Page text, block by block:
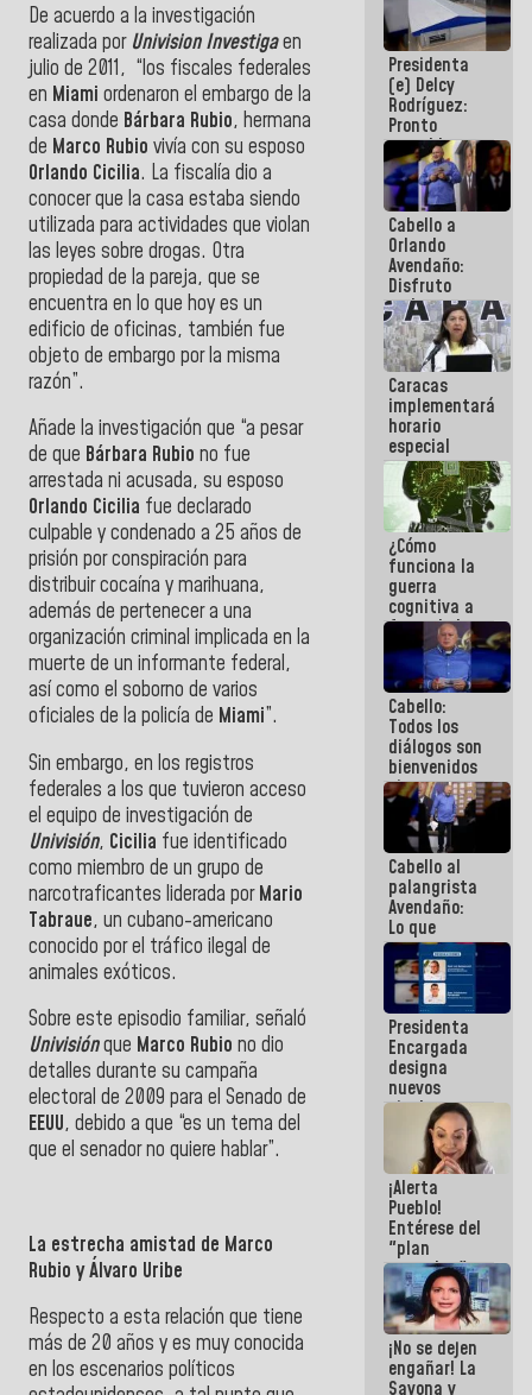
De acuerdo a la investigación
realizada por Univision Investigaen
julio de 2011, “los fiscales federales
en Miami ordenaron el embargo de la
casa donde Bárbara Rubio, hermana
de Marco Rubio vivía con su esposo
Orlando Cicilia. La fiscalía dio a
conocer que la casa estaba siendo
utilizada para actividades que violan
las leyes sobre drogas. Otra
propiedad de la pareja, que se
encuentra en lo que hoy es un
edificio de oficinas, también fue
objeto de embargo por la misma
razón”.
Añade la investigación que “a pesar
de que Bárbara Rubio no fue
arrestada ni acusada, su esposo
Orlando Cicilia fue declarado
culpable y condenado a 25 años de
prisión por conspiración para
distribuir cocaína y marihuana,
además de pertenecer a una
organización criminal implicada en la
muerte de un informante federal,
así como el soborno de varios
oficiales de la policía de Miami”.
Sin embargo, en los registros
federales a los que tuvieron acceso
el equipo de investigación de
Univisión, Cicilia fue identificado
como miembro de un grupo de
narcotraficantes liderada porMario
Tabraue, un cubano-americano
conocido por el tráfico ilegal de
animales exóticos.
Sobre este episodio familiar, señaló
Univisiónque Marco Rubio no dio
detalles durante su campaña
electoral de 2009 para el Senado de
EEUU, debido a que “es un tema del
que el senador no quiere hablar”.
La estrecha amistad de Marco
Rubio y Álvaro Uribe
Respecto a esta relación que tiene
más de 20 años y es muy conocida
en los escenarios políticos
Presidenta
(e) Delcy
Rodríguez:
Pronto
restableceremos
las
operaciones
en el
Aeropuerto
Internacional
de
Maiquetía
Cabello a
Orlando
Avendaño:
Disfruto
cada vez
que escribes
porque lo
que haces
es
embarrarla
Caracas
implementará
horario
especial
para
adaptarse
al plan de
ahorro
energético
¿Cómo
funciona la
guerra
cognitiva a
favor de la
narrativa
hegemónica?
(1)
Cabello:
Todos los
diálogos son
bienvenidos
siempre que
estén en el
marco de la
Constitución
de la
República
Cabello al
palangrista
Avendaño:
Lo que
vayas a
escribir
hazlo hoy
por que no
sabemos si
la semana
que viene
hay
programa
Presidenta
Encargada
designa
nuevos
titulares en
Viceministerio
de Energía
Eléctrica y
CORPOELEC
¡Alerta
Pueblo!
Entérese del
"plan
enjambre"
de La Sayo
para
sabotear el
diálogo y
promover el
¡No se dejen
engañar! La
Sayona y